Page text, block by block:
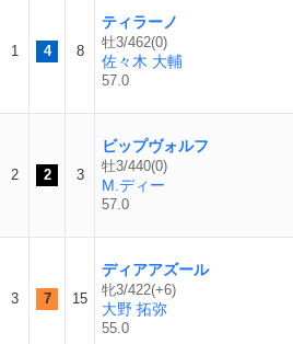
1 4 8
ティラーノ
牡3/462(0)
佐々木 大輔
57.0
2 2 3
ビップヴォルフ
牡3/440(0)
M.ディー
57.0
3 7 15
ディアアズール
牝3/422(+6)
大野 拓弥
55.0